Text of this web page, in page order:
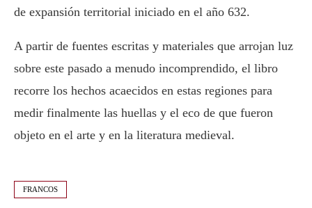
de expansión territorial iniciado en el año 632.
A partir de fuentes escritas y materiales que arrojan luz
sobre este pasado a menudo incomprendido, el libro
recorre los hechos acaecidos en estas regiones para
medir finalmente las huellas y el eco de que fueron
objeto en el arte y en la literatura medieval.
FRANCOS